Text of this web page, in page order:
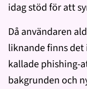
idag stöd för att
Då användaren
liknande finns det
kallade phishing-
bakgrunden och